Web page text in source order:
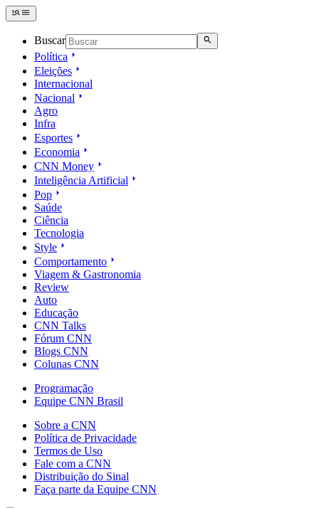
Buscar
Política
Eleições
Internacional
Nacional
Agro
Infra
Esportes
Economia
CNN Money
Inteligência Artificial
Pop
Saúde
Ciência
Tecnologia
Style
Comportamento
Viagem & Gastronomia
Review
Auto
Educação
CNN Talks
Fórum CNN
Blogs CNN
Colunas CNN
Programação
Equipe CNN Brasil
Sobre a CNN
Política de Privacidade
Termos de Uso
Fale com a CNN
Distribuição do Sinal
Faça parte da Equipe CNN